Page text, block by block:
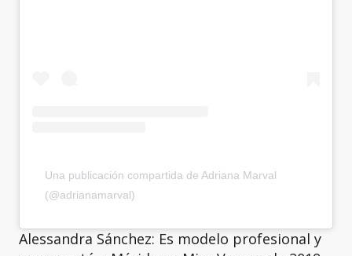
Una publicación compartida de Adriana Marval
(@adrianamarval)
Alessandra Sánchez: Es modelo profesional y